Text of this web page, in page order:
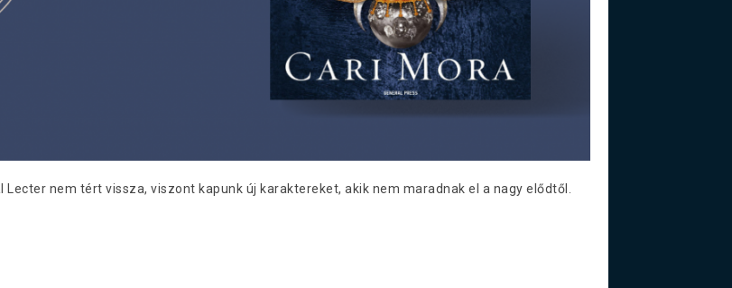
nem tért vissza, viszont kapunk új karaktereket, akik nem maradnak el a nagy elődtől.